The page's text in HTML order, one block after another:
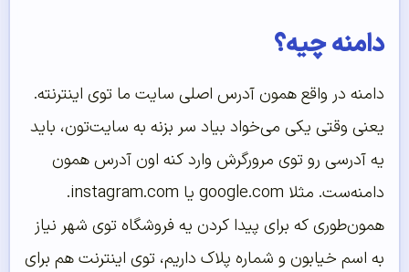
دامنه چیه؟
دامنه در واقع همون آدرس اصلی سایت ما توی اینترنته.
یعنی وقتی یکی می‌خواد بیاد سر بزنه به سایت‌تون، باید
یه آدرسی رو توی مرورگرش وارد کنه اون آدرس همون
دامنه‌ست. مثلا google.com یا instagram.com.
همون‌طوری که برای پیدا کردن یه فروشگاه توی شهر نیاز
به اسم خیابون و شماره پلاک داریم، توی اینترنت هم برای